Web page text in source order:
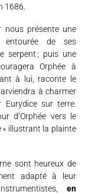
Partenaires
1686.
nous présente une
entourée de ses
serpent ; puis une
Orphée à
à lui, raconte le
à charmer
sur terre.
d’Orphée vers le
» illustrant la plainte
sont heureux de
adapté à leur
en